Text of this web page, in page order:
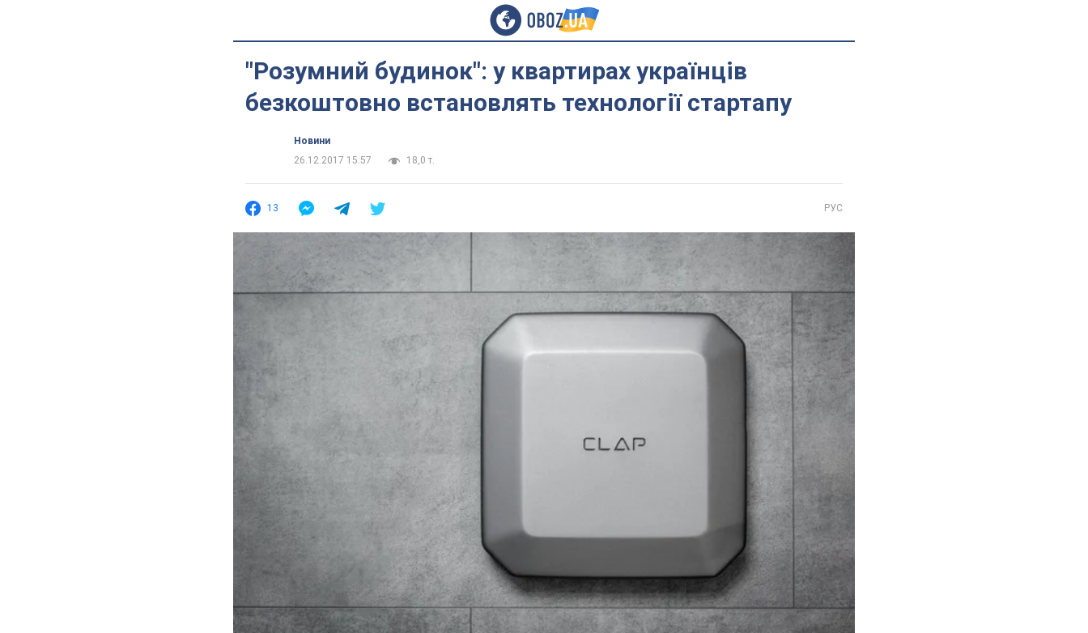
"Розумний будинок": у квартирах українців
безкоштовно встановлять технології стартапу
Новини
26.12.2017 15:57
18,0 т.
13 РУС